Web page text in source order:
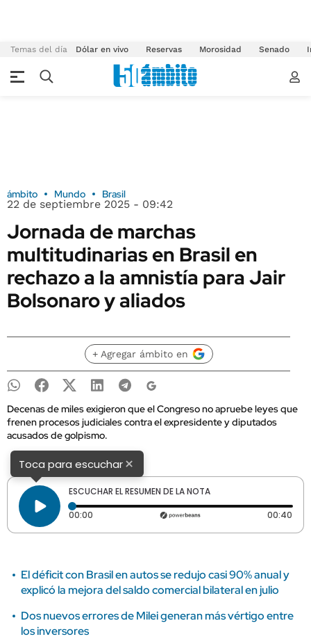
Temas del día Dólar en vivo Reservas Morosidad Senado
ámbito Mundo Brasil
22 de septiembre 2025 - 09:42
Jornada de marchas
multitudinarias en Brasil en
rechazo a la amnistía para Jair
Bolsonaro y aliados
+ Agregar ámbito en
Decenas de miles exigieron que el Congreso no apruebe leyes que
frenen procesos judiciales contra el expresidente y diputados
acusados de golpismo.
Toca para escuchar×
ESCUCHAR EL RESUMEN DE LA NOTA
00:00 Tiempo transcurrido: 0 segundos 00:40
El déficit con Brasil en autos se redujo casi 90% anual y
explicó la mejora del saldo comercial bilateral en julio
Dos nuevos errores de Milei generan más vértigo entre
los inversores